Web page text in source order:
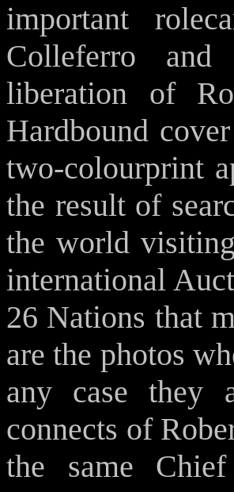
important
Colleferro and
liberation of
Hardbound
two-colourprint
the result of
the world
international
26 Nations that
are the photos
any case they
connects of
the same